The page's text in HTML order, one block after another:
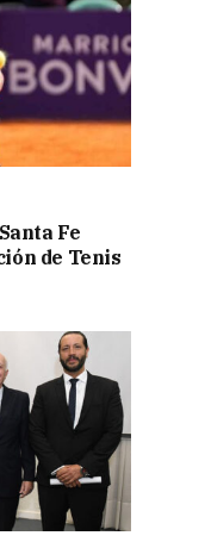
Fe
de Tenis